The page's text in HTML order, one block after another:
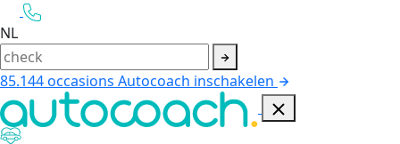
NL
85.144occasions Autocoach inschakelen